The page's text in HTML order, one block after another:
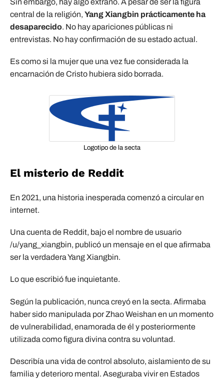
central de la religión, Yang Xiangbin prácticamente ha
desaparecido. No hay apariciones públicas ni
entrevistas. No hay confirmación de su estado actual.
Es como si la mujer que una vez fue considerada la
encarnación de Cristo hubiera sido borrada.
Logotipo de la secta
El misterio de Reddit
En 2021, una historia inesperada comenzó a circular en
internet.
Una cuenta de Reddit, bajo el nombre de usuario
/u/yang_xiangbin, publicó un mensaje en el que afirmaba
ser la verdadera Yang Xiangbin.
Lo que escribió fue inquietante.
Según la publicación, nunca creyó en la secta. Afirmaba
haber sido manipulada por Zhao Weishan en un momento
de vulnerabilidad, enamorada de él y posteriormente
utilizada como figura divina contra su voluntad.
Describía una vida de control absoluto, aislamiento de su
familia y deterioro mental. Aseguraba vivir en Estados